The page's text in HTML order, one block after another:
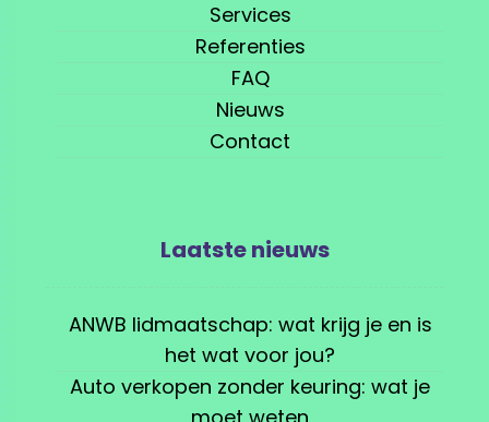
Services
Referenties
FAQ
Nieuws
Contact
Laatste nieuws
ANWB lidmaatschap: wat krijg je en is
het wat voor jou?
Auto verkopen zonder keuring: wat je